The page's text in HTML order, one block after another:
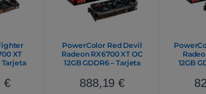
XT
Tarjeta
€
PowerColor Red Devil
Radeon RX6700 XT OC
12GB GDDR6 – Tarjeta
888,19€
12GB